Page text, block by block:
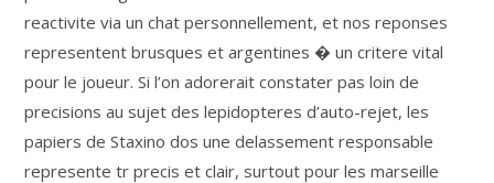
reactivite via un chat personnellement, et nos reponses
representent brusques et argentines � un critere vital
pour le joueur. Si l’on adorerait constater pas loin de
precisions au sujet des lepidopteres d’auto-rejet, les
papiers de Staxino dos une delassement responsable
represente tr precis et clair, surtout pour les marseille